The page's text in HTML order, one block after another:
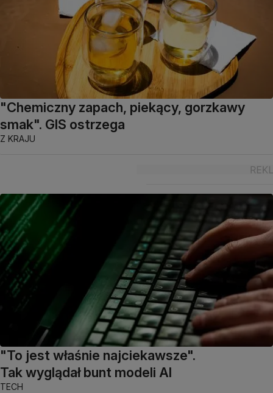
"Chemiczny zapach, piekący, gorzkawy
smak". GIS ostrzega
Z KRAJU
"To jest właśnie najciekawsze".
Tak wyglądał bunt modeli AI
TECH